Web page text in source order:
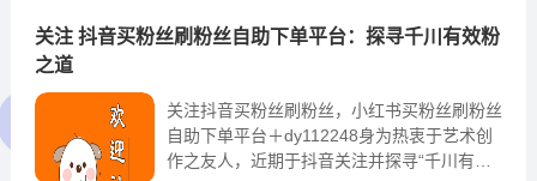
关注 抖音买粉丝刷粉丝自助下单平台：探寻千川有效粉
之道
关注抖音买粉丝刷粉丝，小红书买粉丝刷粉丝
自助下单平台＋dy112248身为热衷于艺术创
作之友人，近期于抖音关注并探寻“千川有效